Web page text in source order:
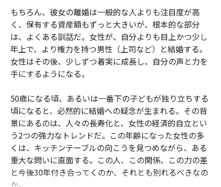
もちろん、彼女の離婚は一般的な人よりも注目度が高
く、保有する資産額もずっと大きいが、根本的な部分
は、よくある訓話だ。女性が、自分よりも目上かつ少し
年上で、より権力を持つ男性（上司など）と結婚する。
女性はその後、少しずつ着実に成長し、自分の声と力を
手にするようになる。
50歳になる頃、あるいは一番下の子どもが独り立ちする
頃になると、必然的に結婚への疑念が生まれる。その背
景にあるのは、人々の長寿化と、女性の経済的自立とい
う2つの強力なトレンドだ。この年齢になった女性の多
くは、キッチンテーブルの向こうを見つめながら、ある
重大な問いに直面する。この人、この関係、この力の差
と今後30年付き合ってくのか、それとも別れるべきなの
か。